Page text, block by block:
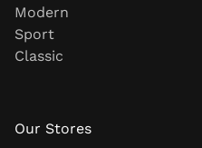
Modern
Sport
Classic
Our Stores